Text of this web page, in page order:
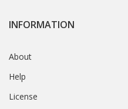
INFORMATION
About
Help
License